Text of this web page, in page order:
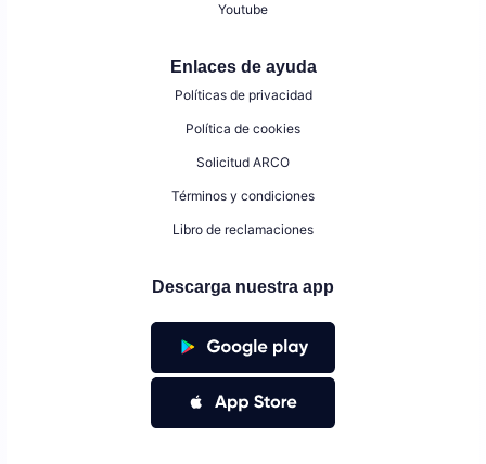
Youtube
Enlaces de ayuda
Políticas de privacidad
Política de cookies
Solicitud ARCO
Términos y condiciones
Libro de reclamaciones
Descarga nuestra app